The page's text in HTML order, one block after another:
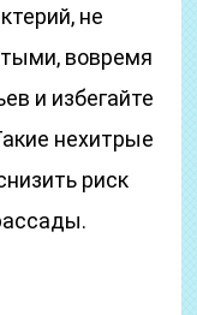
не
вовремя
и избегайте
нехитрые
риск